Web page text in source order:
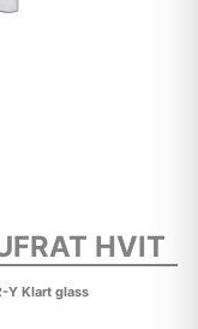
HVIT
Y Klart glass